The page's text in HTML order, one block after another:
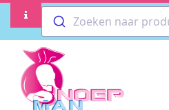
Zoeken naar